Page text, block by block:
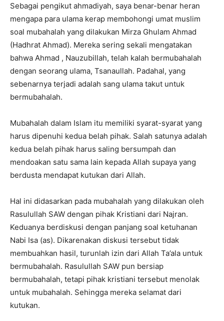
Sebagai pengikut ahmadiyah, saya benar-benar heran
mengapa para ulama kerap membohongi umat muslim
soal mubahalah yang dilakukan Mirza Ghulam Ahmad
(Hadhrat Ahmad). Mereka sering sekali mengatakan
bahwa Ahmad , Nauzubillah, telah kalah bermubahalah
dengan seorang ulama, Tsanaullah. Padahal, yang
sebenarnya terjadi adalah sang ulama takut untuk
bermubahalah.
Mubahalah dalam Islam itu memiliki syarat-syarat yang
harus dipenuhi kedua belah pihak. Salah satunya adalah
kedua belah pihak harus saling bersumpah dan
mendoakan satu sama lain kepada Allah supaya yang
berdusta mendapat kutukan dari Allah.
Hal ini didasarkan pada mubahalah yang dilakukan oleh
Rasulullah SAW dengan pihak Kristiani dari Najran.
Keduanya berdiskusi dengan panjang soal ketuhanan
Nabi Isa (as). Dikarenakan diskusi tersebut tidak
membuahkan hasil, turunlah izin dari Allah Ta’ala untuk
bermubahalah. Rasulullah SAW pun bersiap
bermubahalah, tetapi pihak kristiani tersebut menolak
untuk mubahalah. Sehingga mereka selamat dari
kutukan.